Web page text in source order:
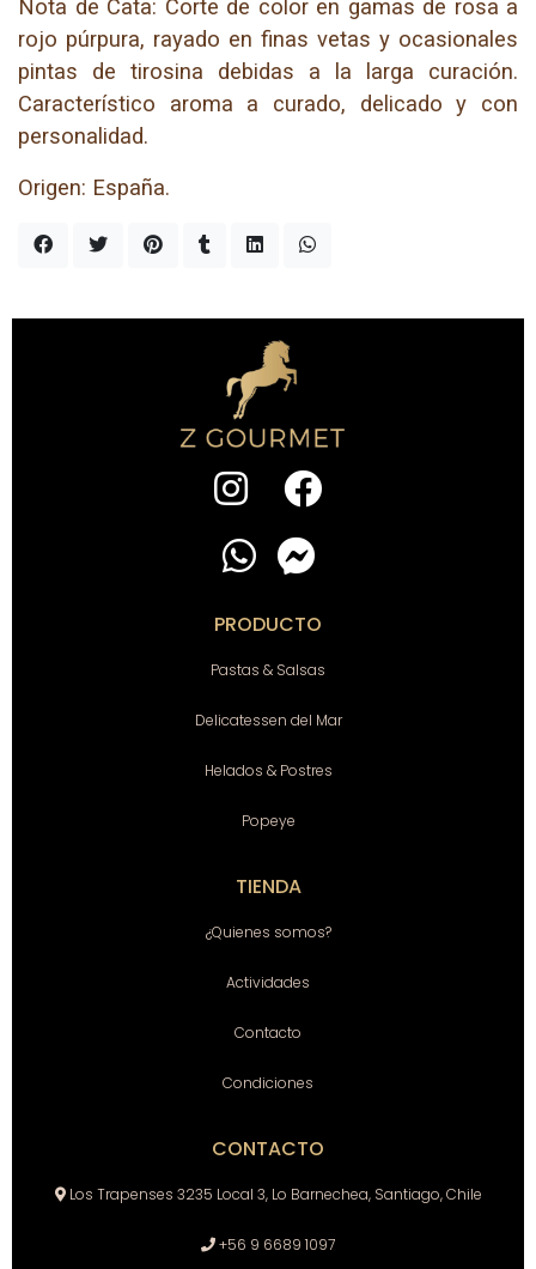
Nota de Cata: Corte de color en gamas de rosa a
rojo púrpura, rayado en finas vetas y ocasionales
pintas de tirosina debidas a la larga curación.
Característico aroma a curado, delicado y con
personalidad.
Origen: España.
PRODUCTO
Pastas & Salsas
Delicatessen del Mar
Helados & Postres
Popeye
TIENDA
¿Quienes somos?
Actividades
Contacto
Condiciones
CONTACTO
Los Trapenses 3235 Local 3, Lo Barnechea, Santiago, Chile
+56 9 6689 1097